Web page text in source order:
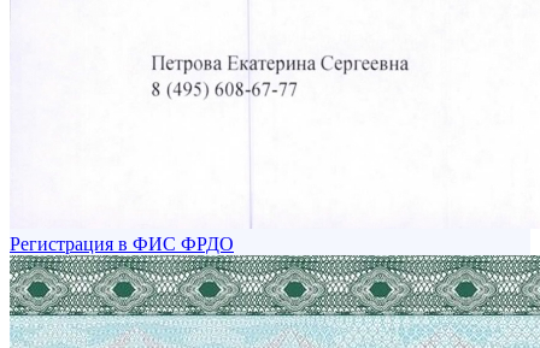
Регистрация в ФИС ФРДО